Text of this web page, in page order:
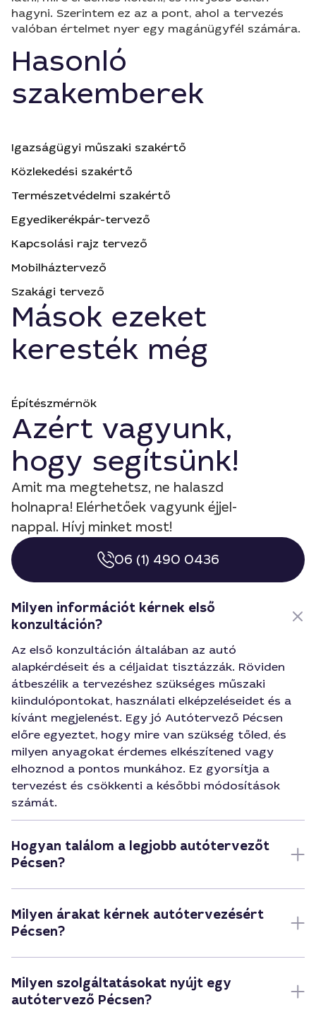
hagyni. Szerintem ez az a pont, ahol a tervezés
valóban értelmet nyer egy magánügyfél számára.
Hasonló
szakemberek
Igazságügyi műszaki szakértő
Közlekedési szakértő
Természetvédelmi szakértő
Egyedikerékpár-tervező
Kapcsolási rajz tervező
Mobilháztervező
Szakági tervező
Mások ezeket
keresték még
Építészmérnök
Azért vagyunk,
hogy segítsünk!
Amit ma megtehetsz, ne halaszd
holnapra! Elérhetőek vagyunk éjjel-
nappal. Hívj minket most!
06 (1) 490 0436
Milyen információt kérnek első
konzultáción?
Az első konzultáción általában az autó
alapkérdéseit és a céljaidat tisztázzák. Röviden
átbeszélik a tervezéshez szükséges műszaki
kiindulópontokat, használati elképzeléseidet és a
kívánt megjelenést. Egy jó Autótervező Pécsen
előre egyeztet, hogy mire van szükség tőled, és
milyen anyagokat érdemes elkészítened vagy
elhoznod a pontos munkához. Ez gyorsítja a
tervezést és csökkenti a későbbi módosítások
számát.
Hogyan találom a legjobb autótervezőt
Pécsen?
Milyen árakat kérnek autótervezésért
Pécsen?
Milyen szolgáltatásokat nyújt egy
autótervező Pécsen?